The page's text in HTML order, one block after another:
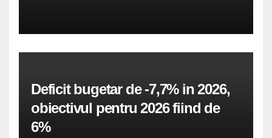
Deficit bugetar de -7,7% in 2026,
obiectivul pentru 2026 fiind de
6%